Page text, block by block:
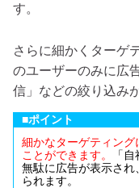
す。
さらに細かくターゲ
のユーザーのみに広
信」などの絞り込み
■ポイント
細かなターゲティン
ことができます。
「
無駄に広告が表示さ
られます。